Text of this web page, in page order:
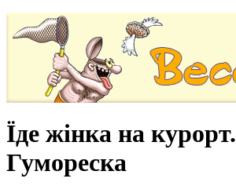
Їде жінка на курорт.
Гумореска